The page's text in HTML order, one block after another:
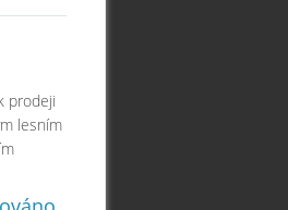
prodeji
lesním